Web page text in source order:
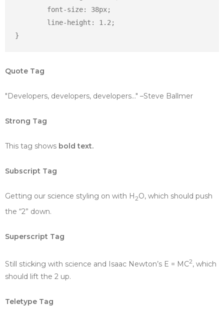
}
Quote Tag
Developers, developers, developers… –Steve Ballmer
Strong Tag
This tag shows bold text.
Subscript Tag
Getting our science styling on with H2O, which should push
the “2” down.
Superscript Tag
Still sticking with science and Isaac Newton’s E = MC2, which
should lift the 2 up.
Teletype Tag